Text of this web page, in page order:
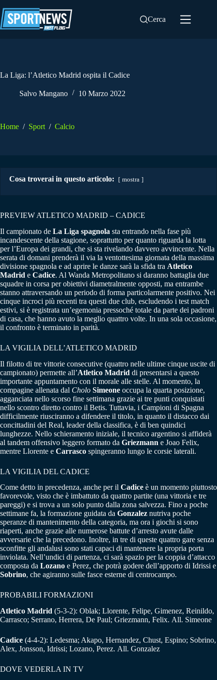
al
contenuto
Cerca
La Liga: l’Atletico Madrid ospita il Cadice
Salvo Mangano 10 Marzo 2022
Home / Sport / Calcio
Cosa troverai in questo articolo: mostra
PREVIEW ATLETICO MADRID – CADICE
Il campionato de La Liga spagnola sta entrando nella fase più
incandescente della stagione, soprattutto per quanto riguarda la lotta
per l’Europa dei grandi, che si sta rivelando davvero avvincente. Nella
serata di domani prenderà il via la ventottesima giornata della massima
divisione spagnola e ad aprire le danze sarà la sfida tra Atletico
Madrid e Cadice. Al Wanda Metropolitano si daranno battaglia due
squadre in corsa per obiettivi diametralmente opposti, ma entrambe
stanno attraversando un periodo di forma particolarmente positivo. Nei
cinque incroci più recenti tra questi due club, escludendo i test match
estivi, si è registrata un’egemonia pressoché totale da parte dei padroni
di casa, che hanno avuto la meglio quattro volte. In una sola occasione,
il confronto è terminato in parità.
LA VIGILIA DELL’ATLETICO MADRID
Il filotto di tre vittorie consecutive (quattro nelle ultime cinque uscite di
campionato) permette all’Atletico Madrid di presentarsi a questo
importante appuntamento con il morale alle stelle. Al momento, la
compagine allenata dal Cholo Simeone occupa la quarta posizione,
agganciata nello scorso fine settimana grazie ai tre punti conquistati
nello scontro diretto contro il Betis. Tuttavia, i Campioni di Spagna
difficilmente riusciranno a difendere il titolo, in quanto il distacco dai
concittadini del Real, leader della classifica, è di ben quindici
lunghezze. Nello schieramento iniziale, il tecnico argentino si affiderà
al tandem offensivo leggero formato da Griezmann e Joao Felix,
mentre Llorente e Carrasco spingeranno lungo le corsie laterali.
LA VIGILIA DEL CADICE
Come detto in precedenza, anche per il Cadice è un momento piuttosto
favorevole, visto che è imbattuto da quattro partite (una vittoria e tre
pareggi) e si trova a un solo punto dalla zona salvezza. Fino a poche
settimane fa, la formazione guidata da Gonzalez nutriva poche
speranze di mantenimento della categoria, ma ora i giochi si sono
riaperti, anche grazie alle numerose battute d’arresto avute dalle
avversarie che la precedono. Inoltre, in tre di queste quattro gare senza
sconfitte gli andalusi sono stati capaci di mantenere la propria porta
inviolata. Nell’undici di partenza, ci sarà spazio per la coppia d’attacco
composta da Lozano e Perez, che potrà godere dell’apporto di Idrissi e
Sobrino, che agiranno sulle fasce esterne di centrocampo.
PROBABILI FORMAZIONI
Atletico Madrid (5-3-2): Oblak; Llorente, Felipe, Gimenez, Reinildo,
Carrasco; Serrano, Herrera, De Paul; Griezmann, Felix. All. Simeone
Cadice (4-4-2): Ledesma; Akapo, Hernandez, Chust, Espino; Sobrino,
Alex, Jonsson, Idrissi; Lozano, Perez. All. Gonzalez
DOVE VEDERLA IN TV